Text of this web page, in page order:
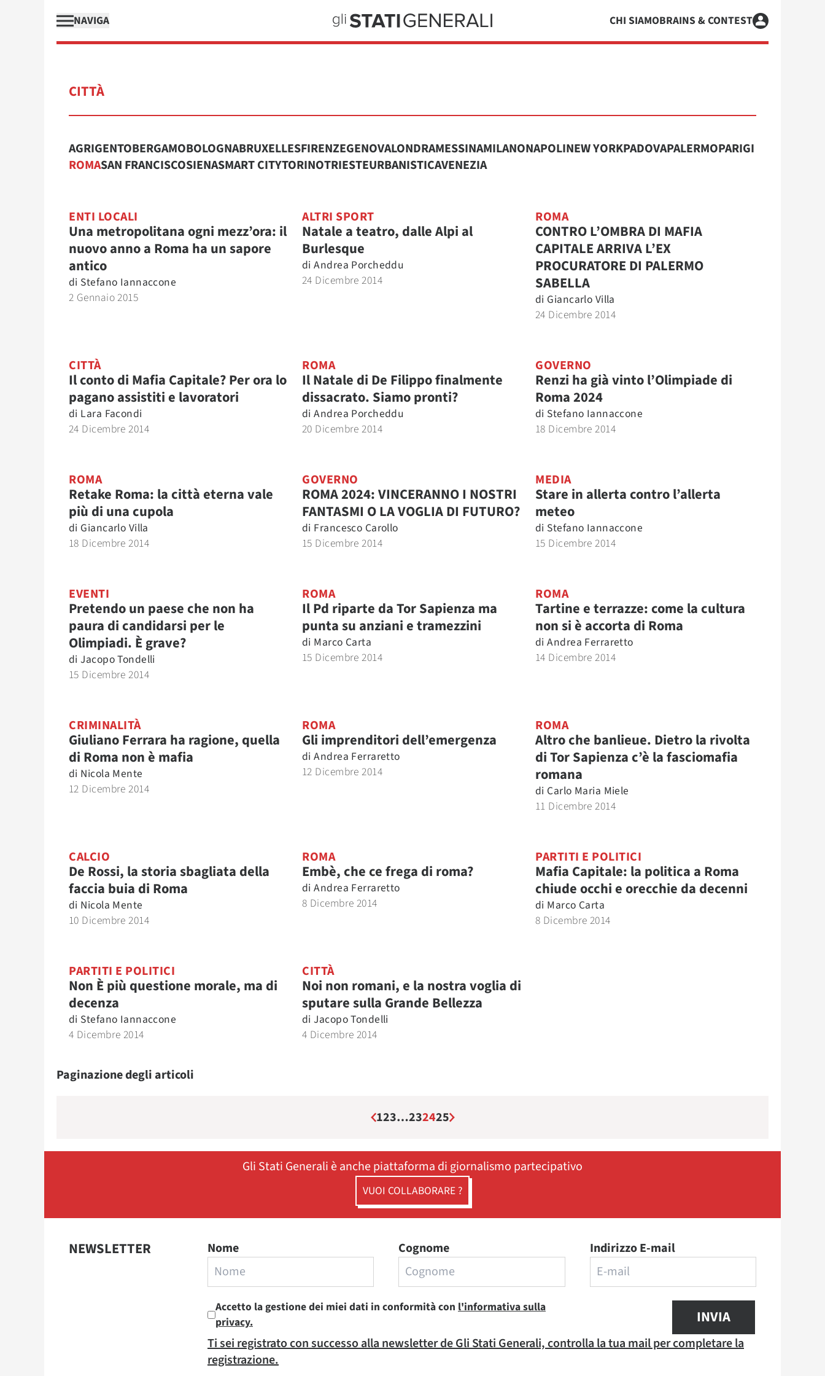
NAVIGA CHI SIAMOBRAINS & CONTEST
CITTÀ
AGRIGENTOBERGAMOBOLOGNABRUXELLESFIRENZEGENOVALONDRAMESSINAMILANONAPOLINEW YORKPADOVAPALERMOPARIGI
ROMASAN FRANCISCOSIENASMART CITYTORINOTRIESTEURBANISTICAVENEZIA
ENTI LOCALI
Una metropolitana ogni mezz’ora: il
nuovo anno a Roma ha un sapore
antico
di Stefano Iannaccone
2 Gennaio 2015
ALTRI SPORT
Natale a teatro, dalle Alpi al
Burlesque
di Andrea Porcheddu
24 Dicembre 2014
ROMA
CONTRO L’OMBRA DI MAFIA
CAPITALE ARRIVA L’EX
PROCURATORE DI PALERMO
SABELLA
di Giancarlo Villa
24 Dicembre 2014
CITTÀ
Il conto di Mafia Capitale? Per ora lo
pagano assistiti e lavoratori
di Lara Facondi
24 Dicembre 2014
ROMA
Il Natale di De Filippo finalmente
dissacrato. Siamo pronti?
di Andrea Porcheddu
20 Dicembre 2014
GOVERNO
Renzi ha già vinto l’Olimpiade di
Roma 2024
di Stefano Iannaccone
18 Dicembre 2014
ROMA
Retake Roma: la città eterna vale
più di una cupola
di Giancarlo Villa
18 Dicembre 2014
GOVERNO
ROMA 2024: VINCERANNO I NOSTRI
FANTASMI O LA VOGLIA DI FUTURO?
di Francesco Carollo
15 Dicembre 2014
MEDIA
Stare in allerta contro l’allerta
meteo
di Stefano Iannaccone
15 Dicembre 2014
EVENTI
Pretendo un paese che non ha
paura di candidarsi per le
Olimpiadi. È grave?
di Jacopo Tondelli
15 Dicembre 2014
ROMA
Il Pd riparte da Tor Sapienza ma
punta su anziani e tramezzini
di Marco Carta
15 Dicembre 2014
ROMA
Tartine e terrazze: come la cultura
non si è accorta di Roma
di Andrea Ferraretto
14 Dicembre 2014
CRIMINALITÀ
Giuliano Ferrara ha ragione, quella
di Roma non è mafia
di Nicola Mente
12 Dicembre 2014
ROMA
Gli imprenditori dell’emergenza
di Andrea Ferraretto
12 Dicembre 2014
ROMA
Altro che banlieue. Dietro la rivolta
di Tor Sapienza c’è la fasciomafia
romana
di Carlo Maria Miele
11 Dicembre 2014
CALCIO
De Rossi, la storia sbagliata della
faccia buia di Roma
di Nicola Mente
10 Dicembre 2014
ROMA
Embè, che ce frega di roma?
di Andrea Ferraretto
8 Dicembre 2014
PARTITI E POLITICI
Mafia Capitale: la politica a Roma
chiude occhi e orecchie da decenni
di Marco Carta
8 Dicembre 2014
PARTITI E POLITICI
Non È più questione morale, ma di
decenza
di Stefano Iannaccone
4 Dicembre 2014
CITTÀ
Noi non romani, e la nostra voglia di
sputare sulla Grande Bellezza
di Jacopo Tondelli
4 Dicembre 2014
Paginazione degli articoli
123…232425
Gli Stati Generali è anche piattaforma di giornalismo partecipativo
VUOI COLLABORARE ?
NEWSLETTER Nome Cognome Indirizzo E-mail
Accetto la gestione dei miei dati in conformità con l'informativa sulla
privacy.
INVIA
Ti sei registrato con successo alla newsletter de Gli Stati Generali, controlla la tua mail per completare la
registrazione.